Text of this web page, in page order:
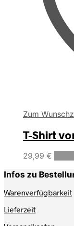
Zum
T-Shirt
29,99 €
Infos zu
Warenverfügbarkeit
Lieferzeit